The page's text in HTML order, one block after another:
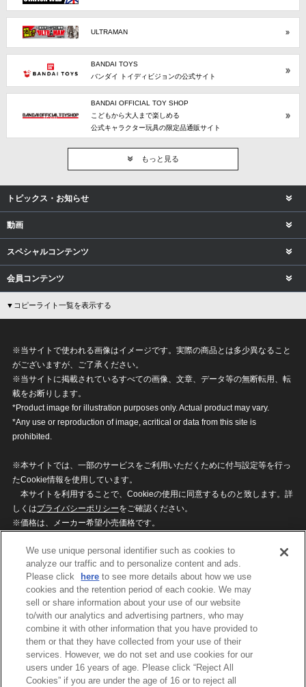
ULTRAMAN
BANDAI TOYS
バンダイ トイディビジョンの公式サイト
BANDAI OFFICIAL TOY SHOP
こどもから大人まで楽しめる
公式キャラクター玩具の限定品通販サイト
もっと見る
トピックス・お知らせ
動画
スペシャルコンテンツ
会員コンテンツ
▼コピーライト一覧を表示する
※当サイトで使われる画像はイメージです。実際の商品とは多少異なること
がございますが、ご了承ください。
※当サイトに掲載されているすべての画像、文章、データ等の無断転用、転
載をお断りします。
*Product image for illustration purposes only. Actual product may vary.
*Any use or reproduction of image, acritical or data from this site is
prohibited.
※本サイトでは、一部のサービスをご利用いただくために付与設定等を行っ
たCookie情報を使用しています。
本サイトを利用することで、Cookieの使用に同意するものと致します。詳
しくはプライバシーポリシーをご確認ください。
※価格は、メーカー希望小売価格です。
ざいますのでご了承ください。
privacypolicy
Do Not Sell or Share My
Personal Information
ウェブサイトご利用条件
ソーシャルメディアポリシー
個人情報保護方針
お問い合わせ
©BANDAI
We use unique personal identifier such as cookies to
analyze our traffic and to personalize content and ads.
Please click
here to see more details about how we use
cookies and the retention period of each cookie. We may
sell or share information about your use of our website
to/with our analytics and advertising partners, who may
combine it with other information that you have provided to
them or that they have collected from your use of their
services. However, we do not set and use cookies for our
users under 16 years of age. Please click “Reject All
Cookies” if you are under the age of 16 or to reject all